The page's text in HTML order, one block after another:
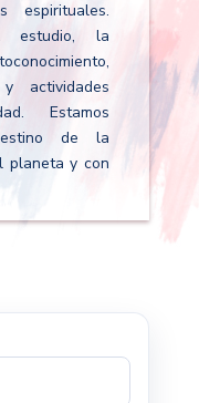
espirituales.
estudio, la
actividades
Estamos
de la
planeta y con